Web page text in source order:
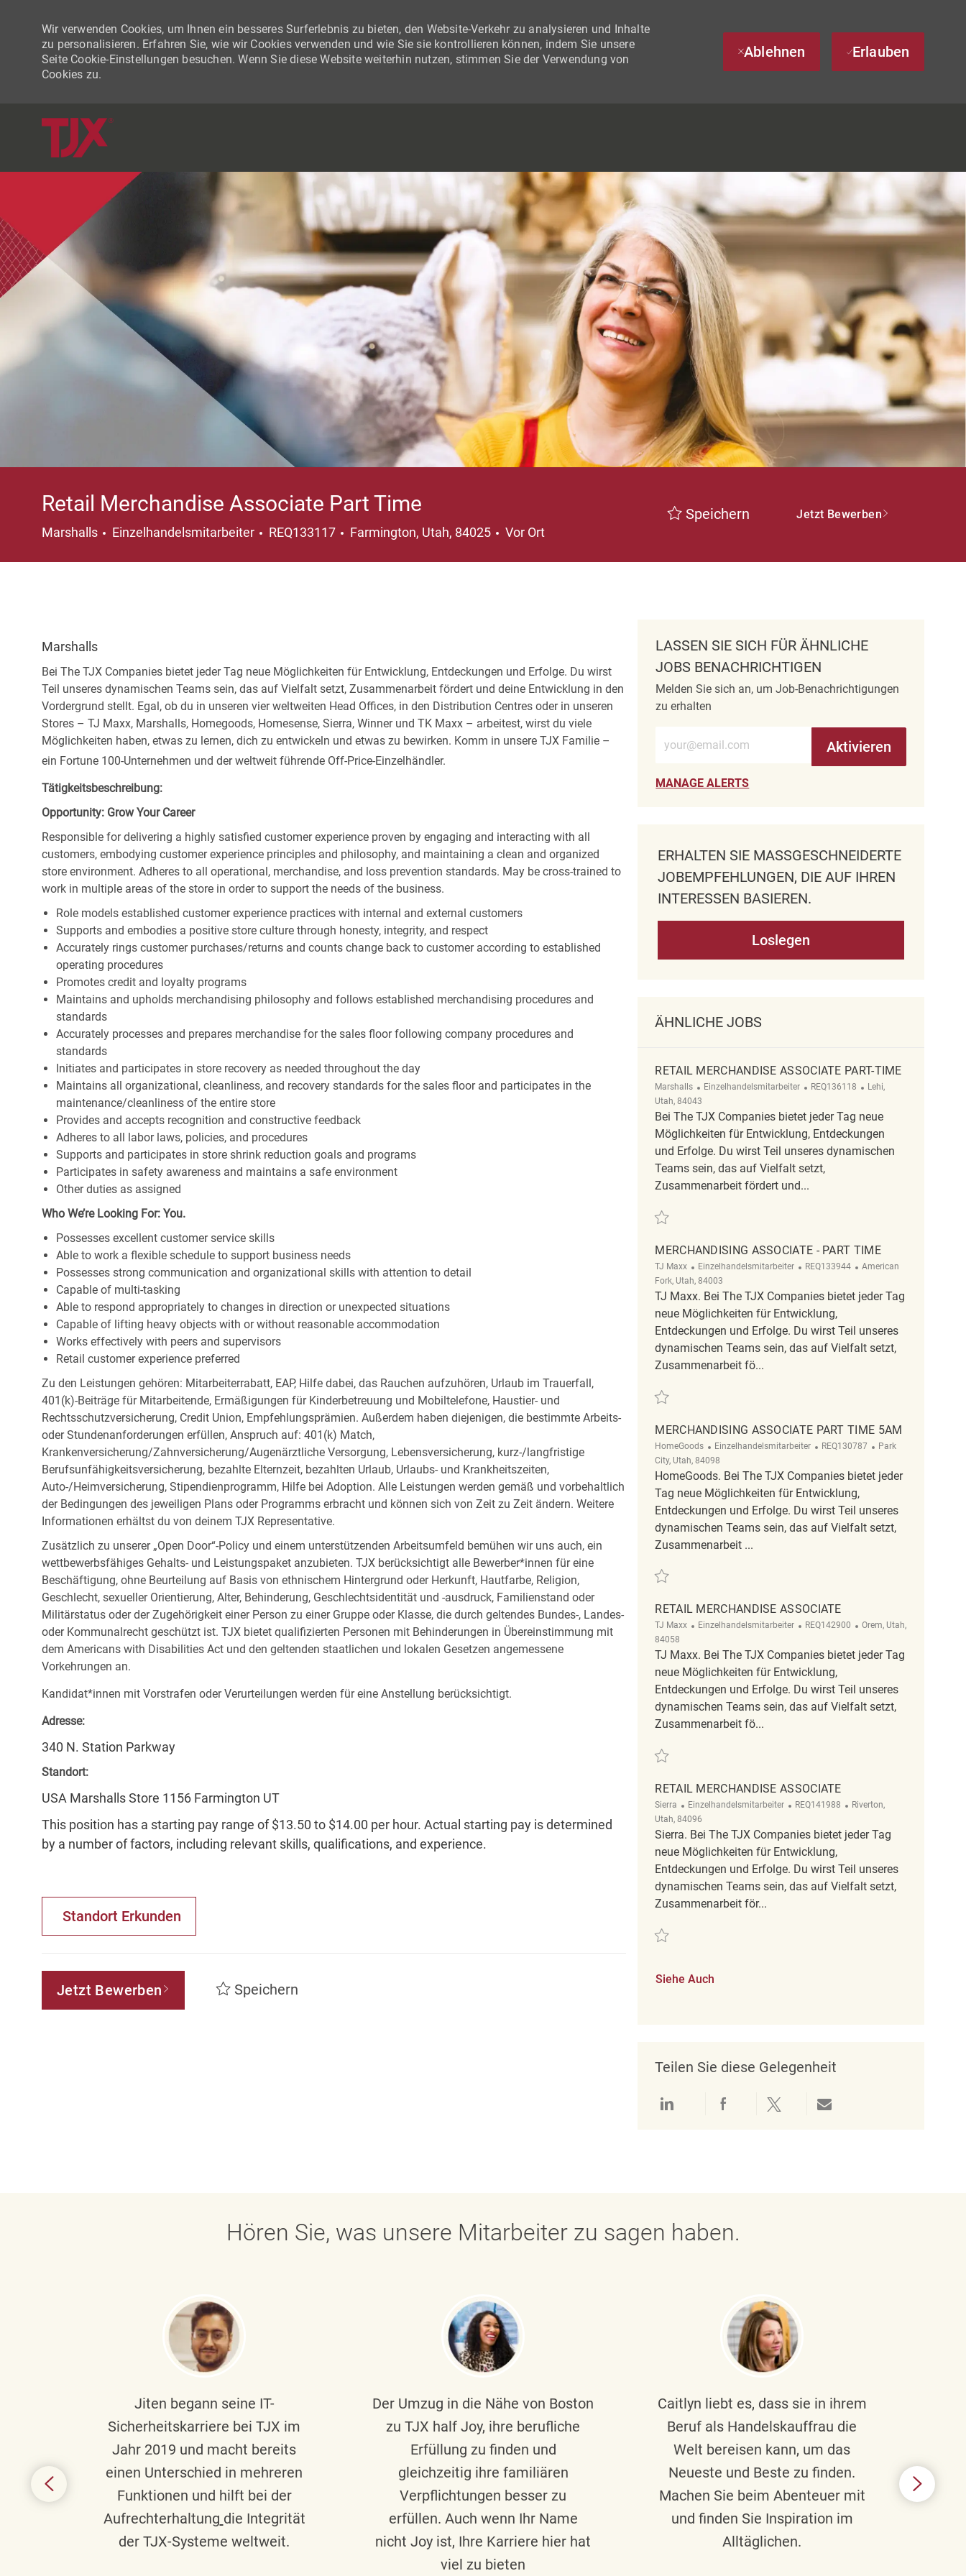
Wir verwenden Cookies, um Ihnen ein besseres Surferlebnis zu bieten, den Website-Verkehr zu analysieren und Inhalte
zu personalisieren. Erfahren Sie, wie wir Cookies verwenden und wie Sie sie kontrollieren können, indem Sie unsere
Seite Cookie-Einstellungen besuchen. Wenn Sie diese Website weiterhin nutzen, stimmen Sie der Verwendung von
Cookies zu.
Ablehnen Erlauben
Retail Merchandise Associate Part Time
Marshalls Kategorie
Einzelhandelsmitarbeiter REQ133117 Ort
Farmington, Utah, 84025 Vor Ort
Speichern Jetzt Bewerben
Marshalls
Bei The TJX Companies bietet jeder Tag neue Möglichkeiten für Entwicklung, Entdeckungen und Erfolge. Du wirst
Teil unseres dynamischen Teams sein, das auf Vielfalt setzt, Zusammenarbeit fördert und deine Entwicklung in den
Vordergrund stellt. Egal, ob du in unseren vier weltweiten Head Offices, in den Distribution Centres oder in unseren
Stores – TJ Maxx, Marshalls, Homegoods, Homesense, Sierra, Winner und TK Maxx – arbeitest, wirst du viele
Möglichkeiten haben, etwas zu lernen, dich zu entwickeln und etwas zu bewirken. Komm in unsere TJX Familie –
ein Fortune 100-Unternehmen und der weltweit führende Off-Price-Einzelhändler.
Tätigkeitsbeschreibung:
Opportunity: Grow Your Career
Responsible for delivering a highly satisfied customer experience proven by engaging and interacting with all
customers, embodying customer experience principles and philosophy, and maintaining a clean and organized
store environment. Adheres to all operational, merchandise, and loss prevention standards. May be cross-trained to
work in multiple areas of the store in order to support the needs of the business.
Role models established customer experience practices with internal and external customers
Supports and embodies a positive store culture through honesty, integrity, and respect
Accurately rings customer purchases/returns and counts change back to customer according to established
operating procedures
Promotes credit and loyalty programs
Maintains and upholds merchandising philosophy and follows established merchandising procedures and
standards
Accurately processes and prepares merchandise for the sales floor following company procedures and
standards
Initiates and participates in store recovery as needed throughout the day
Maintains all organizational, cleanliness, and recovery standards for the sales floor and participates in the
maintenance/cleanliness of the entire store
Provides and accepts recognition and constructive feedback
Adheres to all labor laws, policies, and procedures
Supports and participates in store shrink reduction goals and programs
Participates in safety awareness and maintains a safe environment
Other duties as assigned
Who We’re Looking For: You.
Possesses excellent customer service skills
Able to work a flexible schedule to support business needs
Possesses strong communication and organizational skills with attention to detail
Capable of multi-tasking
Able to respond appropriately to changes in direction or unexpected situations
Capable of lifting heavy objects with or without reasonable accommodation
Works effectively with peers and supervisors
Retail customer experience preferred
Zu den Leistungen gehören: Mitarbeiterrabatt, EAP, Hilfe dabei, das Rauchen aufzuhören, Urlaub im Trauerfall,
401(k)-Beiträge für Mitarbeitende, Ermäßigungen für Kinderbetreuung und Mobiltelefone, Haustier- und
Rechtsschutzversicherung, Credit Union, Empfehlungsprämien. Außerdem haben diejenigen, die bestimmte Arbeits-
oder Stundenanforderungen erfüllen, Anspruch auf: 401(k) Match,
Krankenversicherung/Zahnversicherung/Augenärztliche Versorgung, Lebensversicherung, kurz-/langfristige
Berufsunfähigkeitsversicherung, bezahlte Elternzeit, bezahlten Urlaub, Urlaubs- und Krankheitszeiten,
Auto-/Heimversicherung, Stipendienprogramm, Hilfe bei Adoption. Alle Leistungen werden gemäß und vorbehaltlich
der Bedingungen des jeweiligen Plans oder Programms erbracht und können sich von Zeit zu Zeit ändern. Weitere
Informationen erhältst du von deinem TJX Representative.
Zusätzlich zu unserer „Open Door“-Policy und einem unterstützenden Arbeitsumfeld bemühen wir uns auch, ein
wettbewerbsfähiges Gehalts- und Leistungspaket anzubieten. TJX berücksichtigt alle Bewerber*innen für eine
Beschäftigung, ohne Beurteilung auf Basis von ethnischem Hintergrund oder Herkunft, Hautfarbe, Religion,
Geschlecht, sexueller Orientierung, Alter, Behinderung, Geschlechtsidentität und -ausdruck, Familienstand oder
Militärstatus oder der Zugehörigkeit einer Person zu einer Gruppe oder Klasse, die durch geltendes Bundes-, Landes-
oder Kommunalrecht geschützt ist. TJX bietet qualifizierten Personen mit Behinderungen in Übereinstimmung mit
dem Americans with Disabilities Act und den geltenden staatlichen und lokalen Gesetzen angemessene
Vorkehrungen an.
Kandidat*innen mit Vorstrafen oder Verurteilungen werden für eine Anstellung berücksichtigt.
Adresse:
340 N. Station Parkway
Standort:
USA Marshalls Store 1156 Farmington UT
This position has a starting pay range of $13.50 to $14.00 per hour. Actual starting pay is determined
by a number of factors, including relevant skills, qualifications, and experience.
Standort Erkunden
Jetzt Bewerben Speichern
LASSEN SIE SICH FÜR ÄHNLICHE
JOBS BENACHRICHTIGEN
Melden Sie sich an, um Job-Benachrichtigungen
zu erhalten
E-Mail-Adresse eingeben (erforderlich)
Aktivieren
MANAGE ALERTS
ERHALTEN SIE MASSGESCHNEIDERTE J
OBEMPFEHLUNGEN, DIE AUF IHREN I
NTERESSEN BASIEREN.
Loslegen
ÄHNLICHE JOBS
RETAIL MERCHANDISE ASSOCIATE PART-TIME
Marshalls Kategorie
Einzelhandelsmitarbeiter ReqId
REQ136118 Ort
Lehi,
Utah, 84043
Bei The TJX Companies bietet jeder Tag neue
Möglichkeiten für Entwicklung, Entdeckungen
und Erfolge. Du wirst Teil unseres dynamischen
Teams sein, das auf Vielfalt setzt,
Zusammenarbeit fördert und...
Retten Retail Merchandise Associate Part-Time REQ136118
MERCHANDISING ASSOCIATE - PART TIME
TJ Maxx Kategorie
Einzelhandelsmitarbeiter ReqId
REQ133944 Ort
American
Fork, Utah, 84003
TJ Maxx. Bei The TJX Companies bietet jeder Tag
neue Möglichkeiten für Entwicklung,
Entdeckungen und Erfolge. Du wirst Teil unseres
dynamischen Teams sein, das auf Vielfalt setzt,
Zusammenarbeit fö...
MERCHANDISING ASSOCIATE PART TIME 5AM
HomeGoods Kategorie
Einzelhandelsmitarbeiter ReqId
REQ130787 Ort
Park
City, Utah, 84098
HomeGoods. Bei The TJX Companies bietet jeder
Tag neue Möglichkeiten für Entwicklung,
Entdeckungen und Erfolge. Du wirst Teil unseres
dynamischen Teams sein, das auf Vielfalt setzt,
Zusammenarbeit ...
Retten Merchandising Associate Part Time 5am REQ130787
RETAIL MERCHANDISE ASSOCIATE
TJ Maxx Kategorie
Einzelhandelsmitarbeiter ReqId
REQ142900 Ort
Orem, Utah,
84058
TJ Maxx. Bei The TJX Companies bietet jeder Tag
neue Möglichkeiten für Entwicklung,
Entdeckungen und Erfolge. Du wirst Teil unseres
dynamischen Teams sein, das auf Vielfalt setzt,
Zusammenarbeit fö...
Retten Retail Merchandise Associate REQ142900
RETAIL MERCHANDISE ASSOCIATE
Sierra Kategorie
Einzelhandelsmitarbeiter ReqId
REQ141988 Ort
Riverton,
Utah, 84096
Sierra. Bei The TJX Companies bietet jeder Tag
neue Möglichkeiten für Entwicklung,
Entdeckungen und Erfolge. Du wirst Teil unseres
dynamischen Teams sein, das auf Vielfalt setzt,
Zusammenarbeit för...
Retten Retail Merchandise Associate REQ141988
Siehe Auch
Teilen Sie diese Gelegenheit
Über LinkedIn teilenÜber Facebook teilen
Über Twitter teilenPer E-Mail teilen
Hören Sie, was unsere Mitarbeiter zu sagen haben.
Jiten begann seine IT-
Sicherheitskarriere bei TJX im
Jahr 2019 und macht bereits
einen Unterschied in mehreren
Funktionen und hilft bei der
Aufrechterhaltung die Integrität
der TJX-Systeme weltweit.
Der Umzug in die Nähe von Boston
zu TJX half Joy, ihre berufliche
Erfüllung zu finden und
gleichzeitig ihre familiären
Verpflichtungen besser zu
erfüllen. Auch wenn Ihr Name
nicht Joy ist, Ihre Karriere hier hat
viel zu bieten
Caitlyn liebt es, dass sie in ihrem
Beruf als Handelskauffrau die
Welt bereisen kann, um das
Neueste und Beste zu finden.
Machen Sie beim Abenteuer mit
und finden Sie Inspiration im
Alltäglichen.